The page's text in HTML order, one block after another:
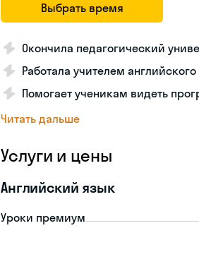
Выбрать время
Окончила педагогический
Работала учителем
Помогает ученикам видеть
Читать дальше
Услуги и цены
Английский язык
Уроки премиум